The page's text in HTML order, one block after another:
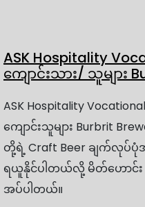
ASK Hospitality
ကျောင်းသား/ သူမျာ
ASK Hospitality
ကျောင်းသူများ Burbrit
တို့ရဲ့ Craft Beer ချက်လု
ရယူနိုင်ပါတယ်လို့ မိတ်ဟောင်း
အပ်ပါတယ်။